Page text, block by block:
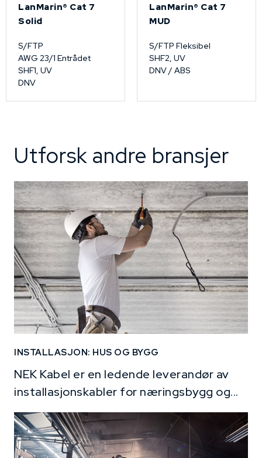
LanMarin® Cat 7
Solid
S/FTP
AWG 23/1 Entrådet
SHF1, UV
DNV
LanMarin® Cat 7
MUD
S/FTP Fleksibel
SHF2, UV
DNV / ABS
Utforsk andre bransjer
INSTALLASJON: HUS OG BYGG
NEK Kabel er en ledende leverandør av
installasjonskabler for næringsbygg og...